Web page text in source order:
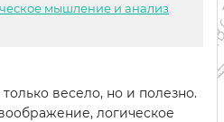
мышление и анализ
весело, но и полезно.
логическое